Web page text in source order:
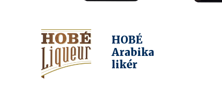
HOBÉ
Arabika
likér